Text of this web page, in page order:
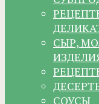
СЫР,
СОУСЫ